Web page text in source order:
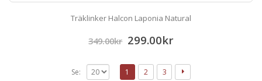
Träklinker Halcon Laponia Natural
349.00kr 299.00kr
Se: 1 2 3